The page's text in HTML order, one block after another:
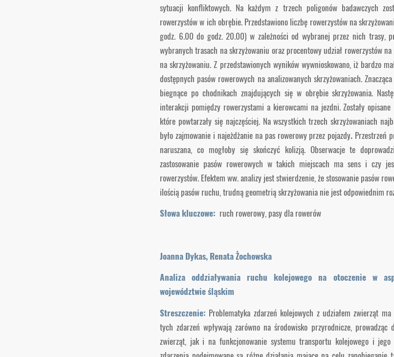
sytuacji konfliktowych. Na każdym z trzech poligonów badawczych
rowerzystów w ich obrębie. Przedstawiono liczbę rowerzystów na
godz. 6.00 do godz. 20.00) w zależności od wybranej przez nich trasy,
wybranych trasach na skrzyżowaniu oraz procentowy udział rowerzystów
na skrzyżowaniu. Z przedstawionych wyników wywnioskowano, iż bardzo
dostępnych pasów rowerowych na analizowanych skrzyżowaniach.
biegnące po chodnikach znajdujących się w obrębie skrzyżowania.
interakcji pomiędzy rowerzystami a kierowcami na jezdni. Zostały
które powtarzały się najczęściej. Na wszystkich trzech skrzyżowaniach
było zajmowanie i najeżdżanie na pas rowerowy przez pojazdy. Przestrzeń
naruszana, co mogłoby się skończyć kolizją. Obserwacje te
zastosowanie pasów rowerowych w takich miejscach ma sens i czy
rowerzystów. Efektem ww. analizy jest stwierdzenie, że stosowanie pasów
ilością pasów ruchu, trudną geometrią skrzyżowania nie jest odpowiednim
Słowa kluczowe: ruch rowerowy, pasy dla rowerów
Joanna Dykas, Renata Żochowska
Analiza oddziaływania ruchu kolejowego na otoczenie w
województwie śląskim
Streszczenie: Problematyka zdarzeń kolejowych z udziałem zwierząt
tych zdarzeń wpływają zarówno na środowisko przyrodnicze,
zwierząt, jak i na funkcjonowanie systemu transportu kolejowego i